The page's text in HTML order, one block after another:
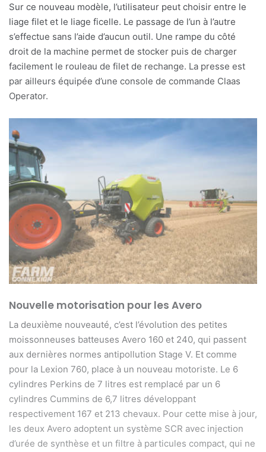
Sur ce nouveau modèle, l’utilisateur peut choisir entre le
liage filet et le liage ficelle. Le passage de l’un à l’autre
s’effectue sans l’aide d’aucun outil. Une rampe du côté
droit de la machine permet de stocker puis de charger
facilement le rouleau de filet de rechange. La presse est
par ailleurs équipée d’une console de commande Claas
Operator.
Nouvelle motorisation pour les Avero
La deuxième nouveauté, c’est l’évolution des petites
moissonneuses batteuses Avero 160 et 240, qui passent
aux dernières normes antipollution Stage V. Et comme
pour la Lexion 760, place à un nouveau motoriste. Le 6
cylindres Perkins de 7 litres est remplacé par un 6
cylindres Cummins de 6,7 litres développant
respectivement 167 et 213 chevaux. Pour cette mise à jour,
les deux Avero adoptent un système SCR avec injection
d’urée de synthèse et un filtre à particules compact, qui ne